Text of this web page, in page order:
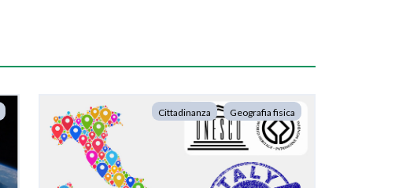
Cittadinanza Geografia fisica